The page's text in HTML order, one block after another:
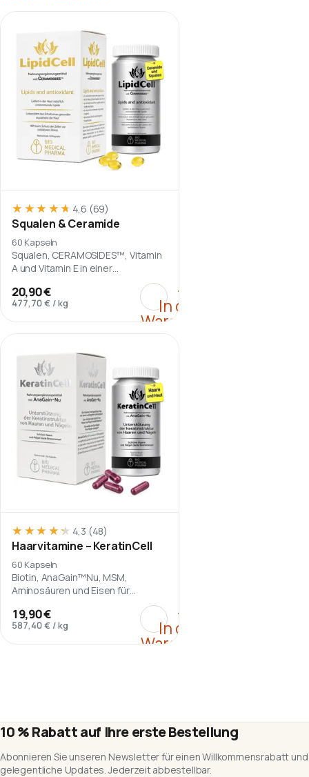
★★★★★
★★★★★ 4,6 (69)
Squalen & Ceramide
60 Kapseln
Squalen, CERAMOSIDES™, Vitamin
A und Vitamin E in einer
Softgelkapseln.
20,90 €
477,70 € /kg
+
In den
Warenkorb
:Squalen & Ceramide
★★★★★
★★★★★ 4,3 (48)
Haarvitamine – KeratinCell
60 Kapseln
Biotin, AnaGain™Nu, MSM,
Aminosäuren und Eisen für
Nährstoffversorgung.
19,90 €
587,40 € /kg
+
In den
Warenkorb
:Haarvitamine –
10 % Rabatt auf Ihre erste Bestellung
Abonnieren Sie unseren Newsletter für einen Willkommensrabatt und
gelegentliche Updates. Jederzeit abbestellbar.